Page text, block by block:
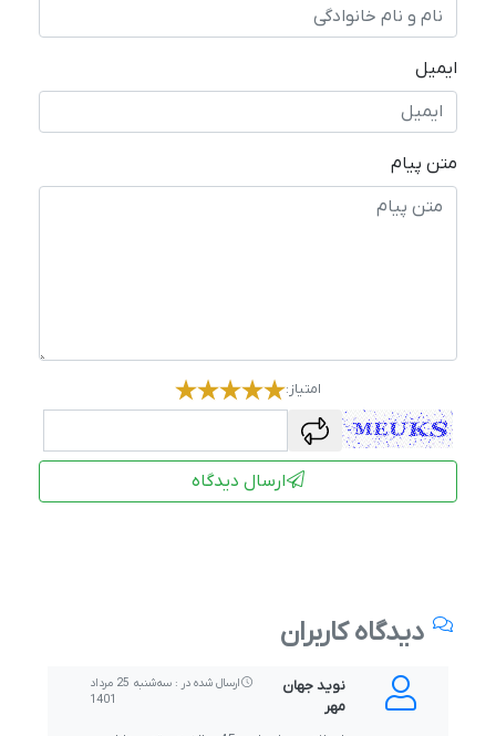
ایمیل
متن پیام
امتیاز:
captcha
ارسال دیدگاه
دیدگاه کاربران
نوید جهان
مهر
ارسال شده در : ﺳﻪشنبه 25 مرداد
1401